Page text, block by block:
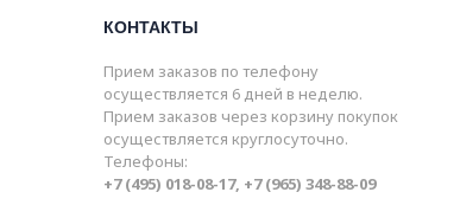
КОНТАКТЫ
Прием заказов по телефону
осуществляется 6 дней в неделю.
Прием заказов через корзину покупок
осуществляется круглосуточно.
Телефоны:
+7 (495) 018-08-17, +7 (965) 348-88-09